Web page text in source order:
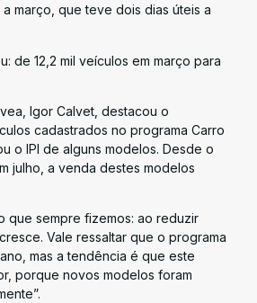
março, que teve dois dias úteis a
de 12,2 mil veículos em março para
Igor Calvet, destacou o
cadastrados no programa Carro
o IPI de alguns modelos. Desde o
julho, a venda destes modelos
que sempre fizemos: ao reduzir
Vale ressaltar que o programa
mas a tendência é que este
porque novos modelos foram